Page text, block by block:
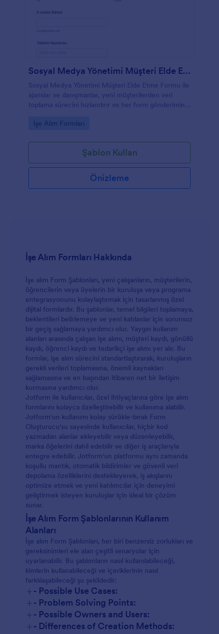
Sosyal Medya Yönetimi Müşteri Elde Etme Formu
Sosyal Medya Yönetimi Müşteri Elde Etme Formu ile
ajanslar ve danışmanlar, yeni müşterilerden veri
toplama sürecini hızlandırır ve her form gönderimini
Go to Category:
İşe Alım Formları
Şablon Kullan
Önizleme
İşe Alım Formları Hakkında
İşe alım Form Şablonları, yeni çalışanların, müşterilerin,
öğrencilerin veya üyelerin bir kuruluşa veya programa
entegrasyonunu kolaylaştırmak için tasarlanmış özel
dijital formlardır. Bu şablonlar, temel bilgileri toplamaya,
beklentileri belirlemeye ve yeni katılanlar için sorunsuz
bir geçiş sağlamaya yardımcı olur. Yaygın kullanım
alanları arasında çalışan işe alımı, müşteri kaydı, gönüllü
kaydı, öğrenci kaydı ve tedarikçi işe alımı yer alır. Bu
formlar, işe alım sürecini standartlaştırarak, kuruluşların
gerekli verileri toplamasına, önemli kaynakları
sağlamasına ve en başından itibaren net bir iletişim
kurmasına yardımcı olur.
Jotform ile kullanıcılar, özel ihtiyaçlarına göre işe alım
formlarını kolayca özelleştirebilir ve kullanıma alabilir.
Jotform'un kullanımı kolay sürükle-bırak Form
Oluşturucu'su sayesinde kullanıcılar, hiçbir kod
yazmadan alanlar ekleyebilir veya düzenleyebilir,
marka öğelerini dahil edebilir ve diğer iş araçlarıyla
entegre edebilir. Jotform'un platformu aynı zamanda
koşullu mantık, otomatik bildirimler ve güvenli veri
depolama özelliklerini destekleyerek, iş akışlarını
optimize etmek ve yeni katılımcılar için deneyimi
geliştirmek isteyen kuruluşlar için ideal bir çözüm
sunar.
İşe Alım Form Şablonlarının Kullanım
Alanları
İşe alım Form Şablonları, her biri benzersiz zorlukları ve
gereksinimleri ele alan çeşitli senaryolar için
uyarlanabilir. Bu şablonların nasıl kullanılabileceği,
kimlerin kullanabileceği ve içeriklerinin nasıl
farklılaşabileceği şu şekildedir:
+- Possible Use Cases:
+- Problem Solving Points:
+- Possible Owners and Users:
+- Differences of Creation Methods: